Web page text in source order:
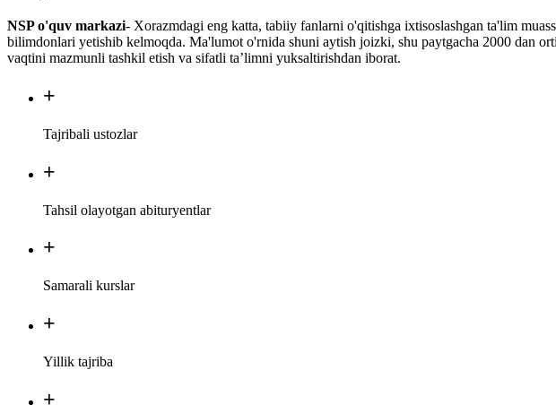
NSP o'quv markazi- Xorazmdagi eng katta, tabiiy fanlarni o'qitishga ixtisoslashgan ta'lim
bilimdonlari yetishib kelmoqda. Ma'lumot o'rnida shuni aytish joizki, shu paytgacha 2000 dan
vaqtini mazmunli tashkil etish va sifatli ta’limni yuksaltirishdan iborat.
+
Tajribali ustozlar
+
Tahsil olayotgan abituryentlar
+
Samarali kurslar
+
Yillik tajriba
+